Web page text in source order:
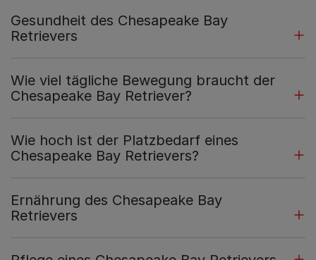
Gesundheit des Chesapeake Bay
Retrievers
Wie viel tägliche Bewegung braucht der
Chesapeake Bay Retriever?
Wie hoch ist der Platzbedarf eines
Chesapeake Bay Retrievers?
Ernährung des Chesapeake Bay
Retrievers